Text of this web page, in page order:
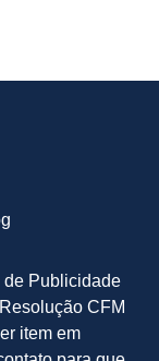
de Publicidade
CFM
item em